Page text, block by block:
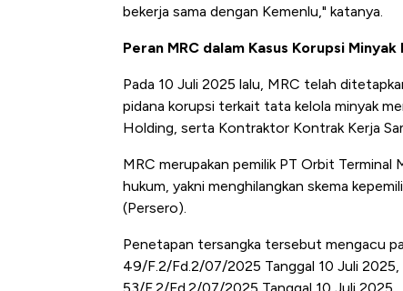
bekerja sama dengan Kemenlu," katanya.
Peran MRC dalam Kasus Korupsi Minyak
Pada 10 Juli 2025 lalu, MRC telah
pidana korupsi terkait tata kelola minyak
Holding, serta Kontraktor Kontrak Kerja
MRC merupakan pemilik PT Orbit Terminal
hukum, yakni menghilangkan skema
(Persero).
Penetapan tersangka tersebut mengacu
49/F.2/Fd.2/07/2025 Tanggal 10 Juli